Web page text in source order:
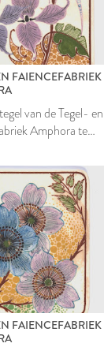
FAIENCEFABRIEK
van de Tegel- en
Amphora te
FAIENCEFABRIEK